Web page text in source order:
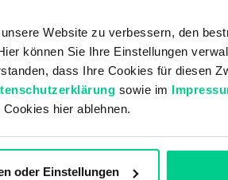
Website zu verbessern, den
können Sie Ihre Einstellungen
dass Ihre Cookies für diesen
sowie im
hier ablehnen.
oder Einstellungen